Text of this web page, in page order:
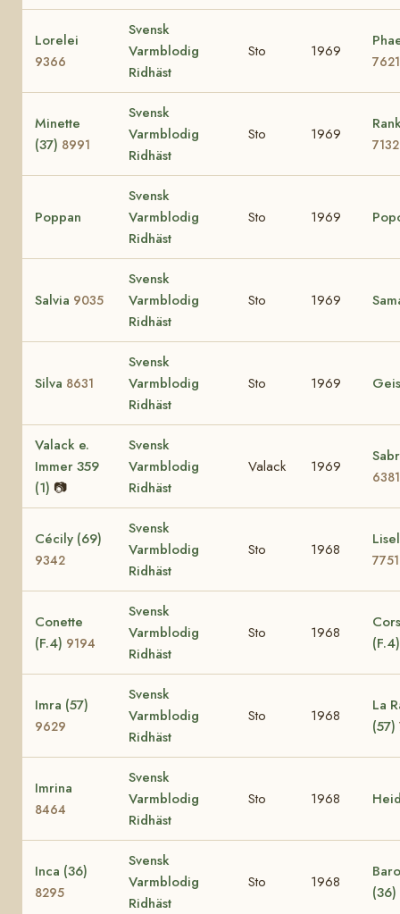
Lorelei
9366
Svensk
Varmblodig
Ridhäst
Sto 1969
7621
Minette
(37) 8991
Svensk
Varmblodig
Ridhäst
Sto 1969
7132
Poppan
Svensk
Varmblodig
Ridhäst
Sto 1969
Salvia 9035
Svensk
Varmblodig
Ridhäst
Sto 1969
Silva 8631
Svensk
Varmblodig
Ridhäst
Sto 1969
Valack e.
Immer 359
(1) 📷
Svensk
Varmblodig
Ridhäst
Valack 1969
6381
Cécily (69)
9342
Svensk
Varmblodig
Ridhäst
Sto 1968
7751
Conette
(F.4) 9194
Svensk
Varmblodig
Ridhäst
Sto 1968
Imra (57)
9629
Svensk
Varmblodig
Ridhäst
Sto 1968
La
(57)
Imrina
8464
Svensk
Varmblodig
Ridhäst
Sto 1968
Inca (36)
8295
Svensk
Varmblodig
Ridhäst
Sto 1968
(36)